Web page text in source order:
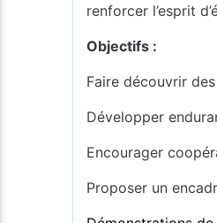
renforcer l’esprit
Objectifs :
Faire découvrir
Développer
Encourager
Proposer un